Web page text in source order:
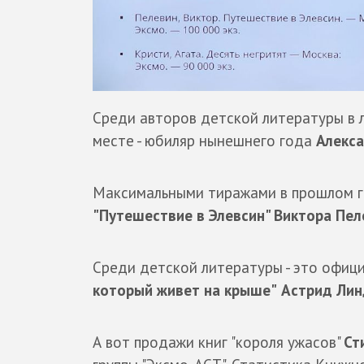
Среди авторов детской литературы
месте - юбиляр нынешнего года
Максимальными тиражами в прошлом
"Путешествие в Элевсин" Виктора
Среди детской литературы - это
который живет на крыше" Астрид
А вот продажи книг "короля ужасов"